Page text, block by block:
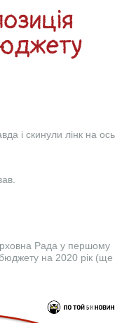
і скинули лінк на ось
Рада у першому
на 2020 рік (ще